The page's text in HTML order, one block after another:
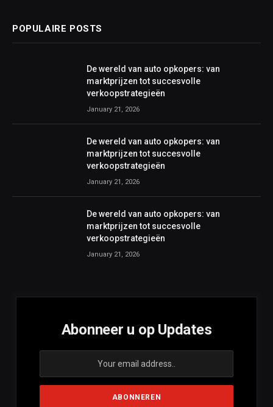
POPULAIRE POSTS
De wereld van auto opkopers: van
marktprijzen tot succesvolle
verkoopstrategieën
January 21, 2026
De wereld van auto opkopers: van
marktprijzen tot succesvolle
verkoopstrategieën
January 21, 2026
De wereld van auto opkopers: van
marktprijzen tot succesvolle
verkoopstrategieën
January 21, 2026
Abonneer u op Updates